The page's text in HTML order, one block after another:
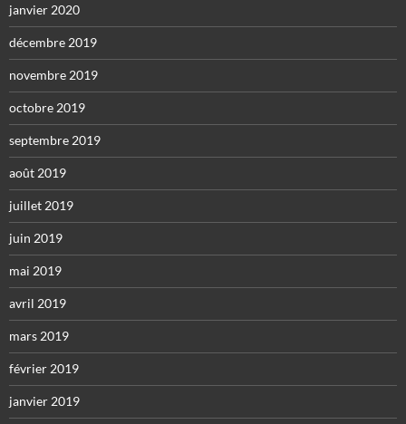
janvier 2020
décembre 2019
novembre 2019
octobre 2019
septembre 2019
août 2019
juillet 2019
juin 2019
mai 2019
avril 2019
mars 2019
février 2019
janvier 2019